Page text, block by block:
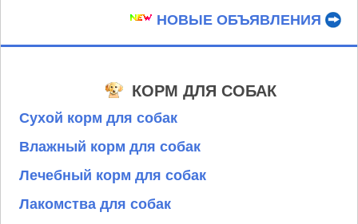
НОВЫЕ ОБЪЯВЛЕНИЯ
КОРМ ДЛЯ СОБАК
Сухой корм для собак
Влажный корм для собак
Лечебный корм для собак
Лакомства для собак